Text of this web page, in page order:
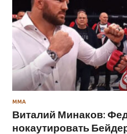
ММА
Виталий Минаков:
нокаутировать